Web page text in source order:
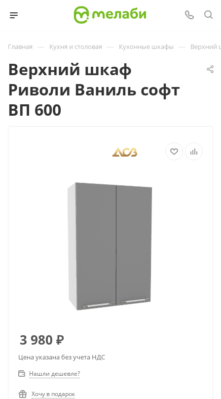
Главная — Кухня и столовая — Кухонные шкафы — Верхний
Верхний шкаф
Риволи Ваниль софт
ВП 600
3 980 ₽
Цена указана без учета НДС
Нашли дешевле?
Хочу в подарок